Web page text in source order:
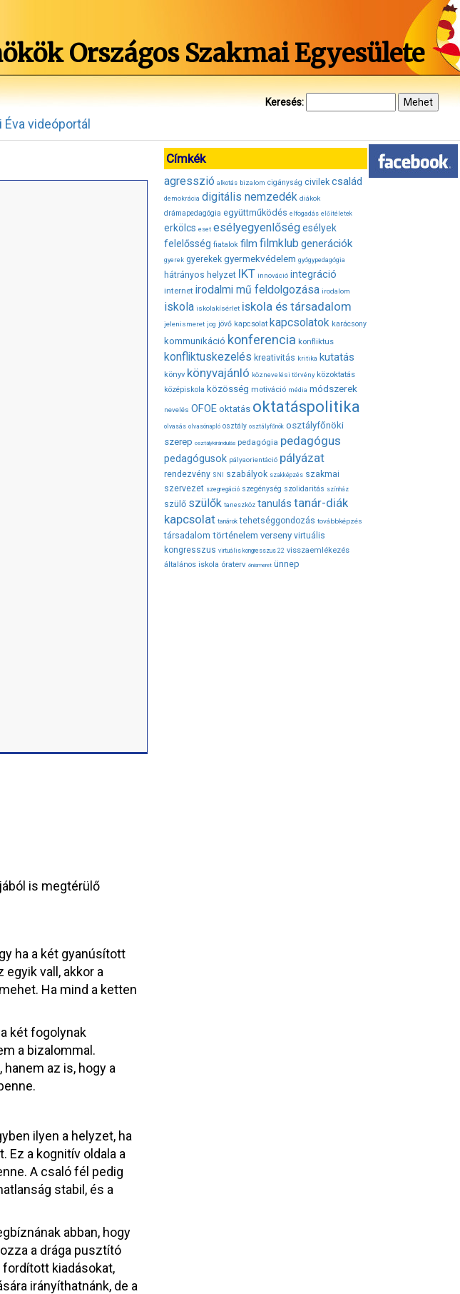
Országos Szakmai Egyesülete
Keresés:
Éva videóportál
is megtérülő
ha a két gyanúsított
vall, akkor a
Ha mind a ketten
két fogolynak
a bizalommal.
az is, hogy a
ilyen a helyzet, ha
Ez a kognitív oldala a
A csaló fél pedig
stabil, és a
abban, hogy
a drága pusztító
kiadásokat,
irányíthatnánk, de a
Címkék
agresszió alkotás bizalom cigányság civilek család
demokrácia digitális nemzedék diákok
drámapedagógia együttműködés elfogadás előítéletek
erkölcs eset esélyegyenlőségesélyek
felelősség fiatalok film filmklub generációk
gyerek gyerekek gyermekvédelem gyógypedagógia
hátrányos helyzet IKT innováció integráció
internet irodalmi mű feldolgozása irodalom
iskola iskolakísérlet iskola és társadalom
jelenismeret jog jövő kapcsolat kapcsolatok karácsony
kommunikáció konferencia konfliktus
konfliktuskezelés kreativitás kritika kutatás
könyv könyvajánló köznevelési törvény közoktatás
középiskola közösség motiváció média módszerek
nevelés OFOE oktatás oktatáspolitika
olvasás olvasónapló osztály osztályfőnök osztályfőnöki
szerep osztálykirándulás pedagógia pedagógus
pedagógusok pályaorientáció pályázat
rendezvény SNI szabályok szakképzés szakmai
szervezet szegregáció szegénység szolidaritás színház
szülő szülők taneszköz tanulás tanár-diák
kapcsolat tanárok tehetséggondozás továbbképzés
társadalom történelem verseny virtuális
kongresszus virtuális kongresszus 22 visszaemlékezés
általános iskola óraterv önismeret ünnep